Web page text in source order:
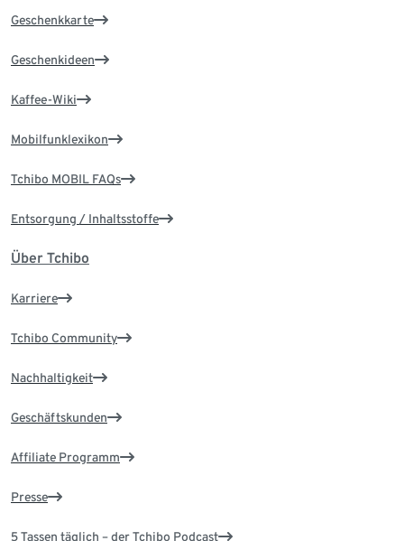
Geschenkkarte
Geschenkideen
Kaffee-Wiki
Mobilfunklexikon
Tchibo MOBIL FAQs
Entsorgung / Inhaltsstoffe
Über Tchibo
Karriere
Tchibo Community
Nachhaltigkeit
Geschäftskunden
Affiliate Programm
Presse
5 Tassen täglich – der Tchibo Podcast